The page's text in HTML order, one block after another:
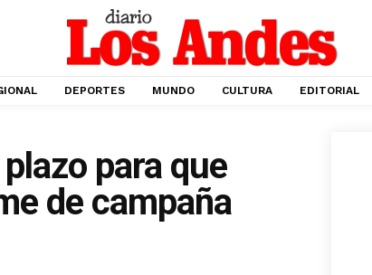
DEPORTES MUNDO CULTURA EDITORIAL
para que
de campaña